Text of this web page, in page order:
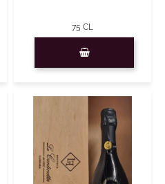
75 CL